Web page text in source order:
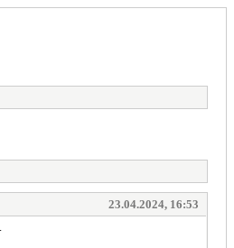
23.04.2024, 16:53